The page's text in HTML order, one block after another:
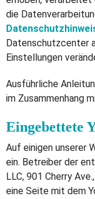
die
Datenschutzcenter
Einstellungen
Ausführliche
im Zusammenhang
Eingebettete
Auf einigen unserer
ein. Betreiber der
LLC, 901 Cherry
eine Seite mit dem